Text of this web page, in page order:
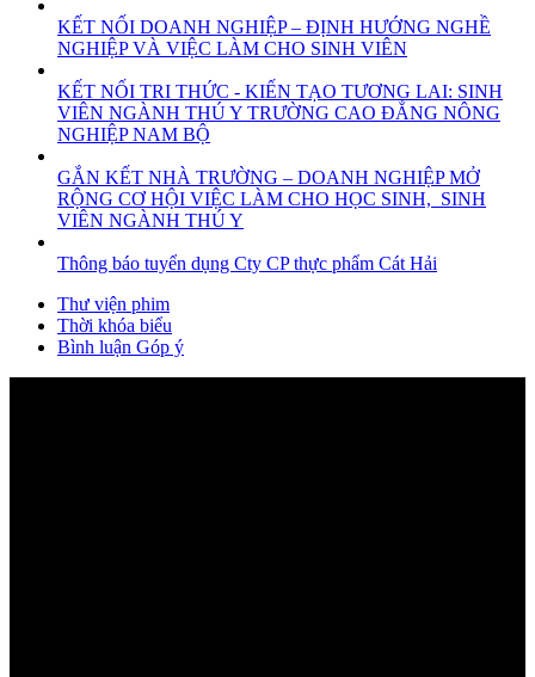
KẾT NỐI DOANH NGHIỆP – ĐỊNH HƯỚNG NGHỀ
NGHIỆP VÀ VIỆC LÀM CHO SINH VIÊN
KẾT NỐI TRI THỨC - KIẾN TẠO TƯƠNG LAI: SINH
VIÊN NGÀNH THÚ Y TRƯỜNG CAO ĐẲNG NÔNG
NGHIỆP NAM BỘ
GẮN KẾT NHÀ TRƯỜNG – DOANH NGHIỆP MỞ
RỘNG CƠ HỘI VIỆC LÀM CHO HỌC SINH, SINH
VIÊN NGÀNH THÚ Y
Thông báo tuyển dụng Cty CP thực phẩm Cát Hải
Thư viện phim
Thời khóa biểu
Bình luận Góp ý